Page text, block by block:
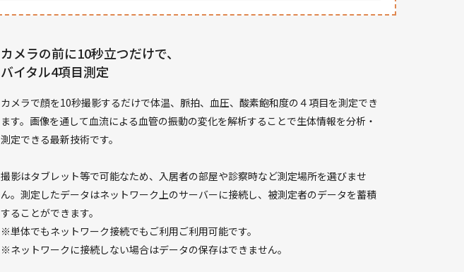
カメラの前に10秒立つだけで、
バイタル4項目測定
カメラで顔を10秒撮影するだけで体温、脈拍、血圧、酸素飽和度の４項目を測定でき
ます。画像を通して血流による血管の振動の変化を解析することで生体情報を分析・
測定できる最新技術です。
撮影はタブレット等で可能なため、入居者の部屋や診察時など測定場所を選びませ
ん。測定したデータはネットワーク上のサーバーに接続し、被測定者のデータを蓄積
することができます。
※単体でもネットワーク接続でもご利用ご利用可能です。
※ネットワークに接続しない場合はデータの保存はできません。